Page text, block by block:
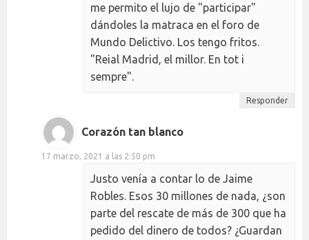
me permito el lujo de "participar"
dándoles la matraca en el foro de
Mundo Delictivo. Los tengo fritos.
"Reial Madrid, el millor. En tot i
sempre".
Responder
Corazón tan blanco
17 marzo, 2021 a las 2:50 pm
Justo venía a contar lo de Jaime
Robles. Esos 30 millones de nada, ¿son
parte del rescate de más de 300 que ha
pedido del dinero de todos? ¿Guardan